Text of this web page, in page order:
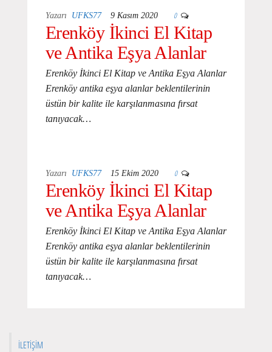
Yazarı UFKS77 9 Kasım 2020 0
Erenköy İkinci El Kitap
ve Antika Eşya Alanlar
Erenköy İkinci El Kitap ve Antika Eşya Alanlar
Erenköy antika eşya alanlar beklentilerinin
üstün bir kalite ile karşılanmasına fırsat
tanıyacak…
Yazarı UFKS77 15 Ekim 2020 0
Erenköy İkinci El Kitap
ve Antika Eşya Alanlar
Erenköy İkinci El Kitap ve Antika Eşya Alanlar
Erenköy antika eşya alanlar beklentilerinin
üstün bir kalite ile karşılanmasına fırsat
tanıyacak…
İLETIŞIM